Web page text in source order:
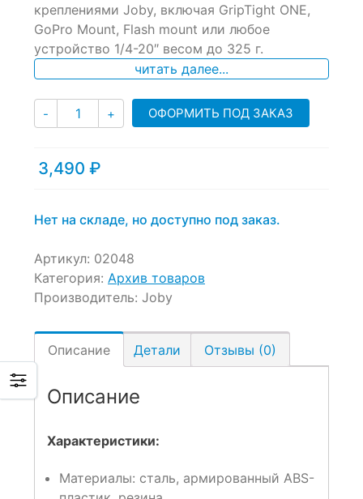
креплениями Joby, включая GripTight ONE,
GoPro Mount, Flash mount или любое
устройство 1/4-20″ весом до 325 г.
читать далее...
- Количество
+ ОФОРМИТЬ ПОД ЗАКАЗ
3,490 ₽
Нет на складе, но доступно под заказ.
Артикул: 02048
Категория: Архив товаров
Производитель: Joby
Описание Детали Отзывы (0)
Описание
Характеристики:
Материалы: сталь, армированный ABS-